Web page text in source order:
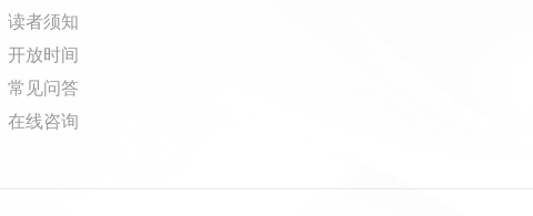
读者须知
开放时间
常见问答
在线咨询